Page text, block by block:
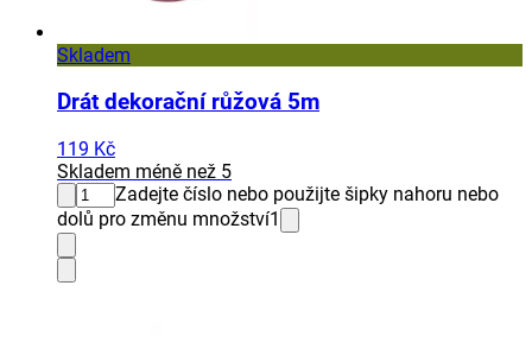
Skladem
Drát dekorační růžová 5m
119 Kč
Skladem méně než 5
Zadejte číslo nebo použijte šipky nahoru nebo
dolů pro změnu množství1